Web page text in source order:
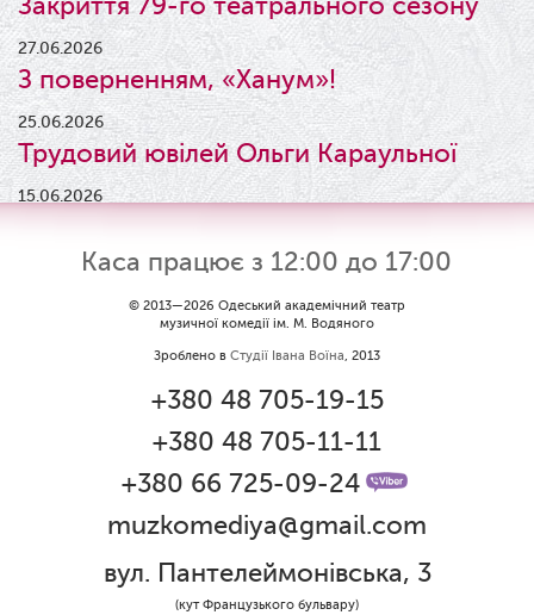
27.06.2026
З поверненням, «Ханум»!
25.06.2026
Трудовий ювілей Ольги Караульної
15.06.2026
09.06.2026
Вітаємо Ірину Візіренко з
народженням дівчинки!
Дякуємо за свято!
Графік роботи каси 1 червня
Ювілей Олени Редько
Каса працює з 12:00 до 17:00
© 2013—2026 Одеський академічний театр
музичної комедії ім. М. Водяного
Зроблено в Студії Івана Воїна, 2013
+380 48 705-19-15
+380 48 705-11-11
+380 66 725-09-24
muzkomediya@gmail.com
вул. Пантелеймонівська, 3
(кут Французького бульвару)